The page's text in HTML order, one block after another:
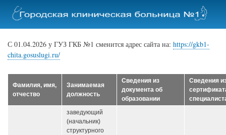
к
основному
С 01.04.2026 у ГУЗ ГКБ №1 сменится адрес сайта на: https://gkb1-
chita.gosuslugi.ru/
Фамилия, имя,
отчество
Занимаемая
должность
Сведения из
документа об
образовании
Сведения
заведующий
(начальник)
структурного